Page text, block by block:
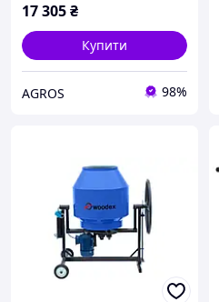
17 305₴
Купити
AGROS 98%